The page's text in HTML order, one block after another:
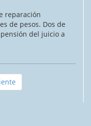
reparación
de pesos. Dos de
del juicio a